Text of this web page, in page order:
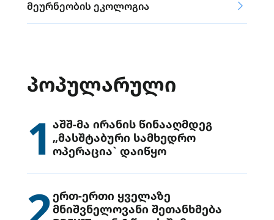
მეურნეობის ეკოლოგია
ᲞᲝᲞᲣᲚᲐᲠᲣᲚᲘ
1 აშშ-მა ირანის წინააღმდეგ
„მასშტაბური სამხედრო
ოპერაცია` დაიწყო
ერთ-ერთი ყველაზე
მნიშვნელოვანი შეთანხმება